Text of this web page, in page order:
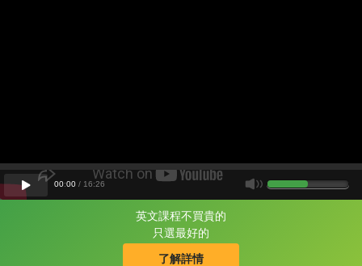
英文課程不買貴的
只選最好的
了解詳情
片尾有
攻其不背
的品牌故事
00:00 / 16:26